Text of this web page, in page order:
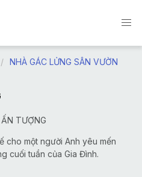
NHÀ GÁC LỬNG SÂN VƯỜN
TƯỢNG
cho một người Anh yêu mến
cuối tuần của Gia Đình.